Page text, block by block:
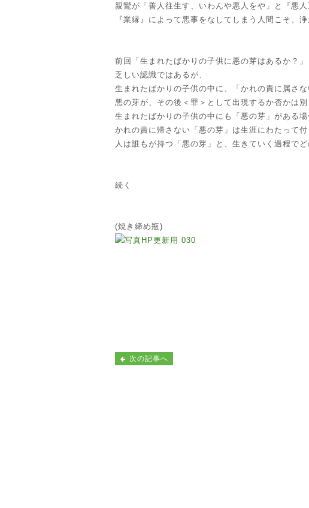
親鸞が「善人往生す、いわんや悪人をや」と『悪
『業縁』によって悪事をなしてしまう人間こそ、
前回「生まれたばかりの子供に悪の芽はあるか？」
乏しい認識ではあるが、
生まれたばかりの子供の中に、「かれの責に属さな
悪の芽が、その後＜罪＞として出現するか否かは別
生まれたばかりの子供の中にも「悪の芽」がある場
かれの責に帰さない「悪の芽」は生涯にわたって付
人は誰もが持つ「悪の芽」と、生きていく過程で
続く
(焼き締め瓶)
次の記事へ